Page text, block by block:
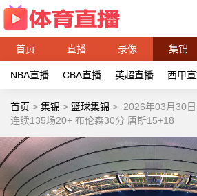
首页 直播 录像 集锦
NBA直播 CBA直播 英超直播 西甲
首页 > 集锦 > 篮球集锦 > 2026年03月30
连续135场20+ 布伦森30分 唐斯15+18